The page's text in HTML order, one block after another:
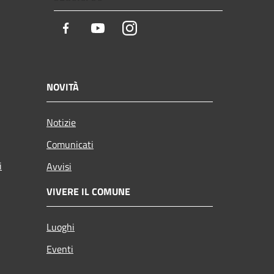
Facebook YoutubeInstagram
NOVITÀ
Notizie
Comunicati
Avvisi
VIVERE IL COMUNE
Luoghi
Eventi